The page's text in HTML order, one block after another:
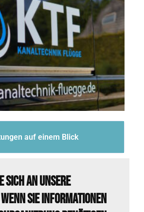
auf einem Blick
sich an unsere
Sie Informationen